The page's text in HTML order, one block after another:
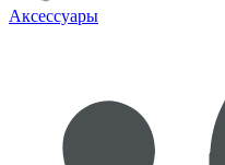
Аксессуары